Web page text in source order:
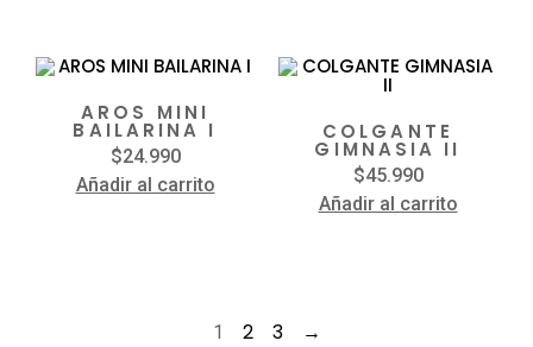
AROS MINI
BAILARINA I
$24.990
Añadir al carrito
COLGANTE
GIMNASIA II
$45.990
Añadir al carrito
1 2 3 →